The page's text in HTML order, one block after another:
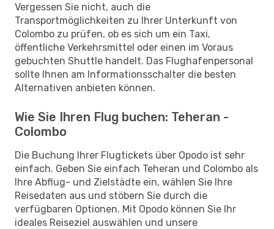
Vergessen Sie nicht, auch die
Transportmöglichkeiten zu Ihrer Unterkunft von
Colombo zu prüfen, ob es sich um ein Taxi,
öffentliche Verkehrsmittel oder einen im Voraus
gebuchten Shuttle handelt. Das Flughafenpersonal
sollte Ihnen am Informationsschalter die besten
Alternativen anbieten können.
Wie Sie Ihren Flug buchen: Teheran -
Colombo
Die Buchung Ihrer Flugtickets über Opodo ist sehr
einfach. Geben Sie einfach Teheran und Colombo als
Ihre Abflug- und Zielstädte ein, wählen Sie Ihre
Reisedaten aus und stöbern Sie durch die
verfügbaren Optionen. Mit Opodo können Sie Ihr
ideales Reiseziel auswählen und unsere